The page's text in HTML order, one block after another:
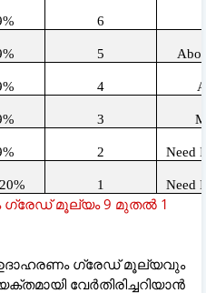
6
5
4
3
2 Need
1 Need
ഗ്രേഡ് മൂല്യം 9 മുതൽ 1
ഗ്രേഡ് മൂല്യവും
വേർതിരിച്ചറിയാൻ